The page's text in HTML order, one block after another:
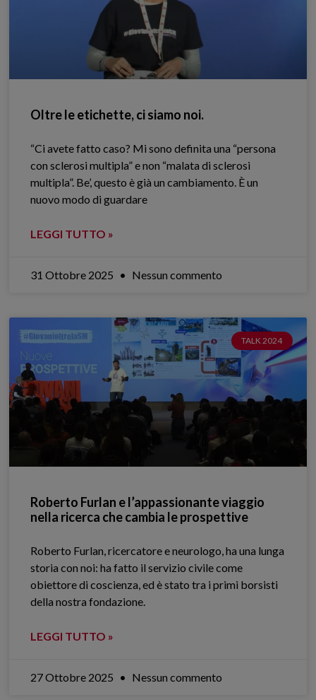
Oltre le etichette, ci siamo noi.
“Ci avete fatto caso? Mi sono definita una “persona
con sclerosi multipla” e non “malata di sclerosi
multipla”. Be’, questo è già un cambiamento. È un
nuovo modo di guardare
LEGGI TUTTO »
31 Ottobre 2025 Nessun commento
TALK 2024
Roberto Furlan e l’appassionante viaggio
nella ricerca che cambia le prospettive
Roberto Furlan, ricercatore e neurologo, ha una lunga
storia con noi: ha fatto il servizio civile come
obiettore di coscienza, ed è stato tra i primi borsisti
della nostra fondazione.
LEGGI TUTTO »
27 Ottobre 2025 Nessun commento